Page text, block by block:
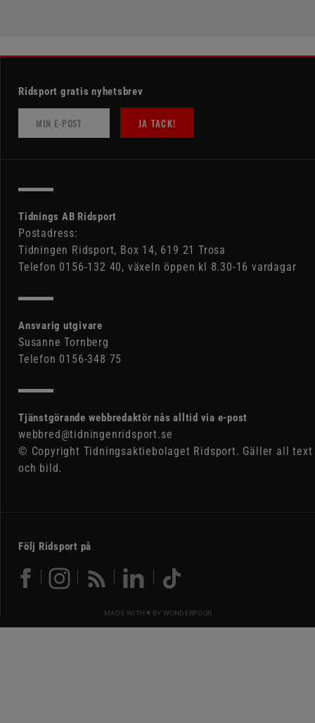
Ridsport gratis nyhetsbrev
JA TACK!
Tidnings AB Ridsport
Postadress:
Tidningen Ridsport, Box 14, 619 21 Trosa
Telefon 0156-132 40, växeln öppen kl 8.30-16 vardagar
Ansvarig utgivare
Susanne Tornberg
Telefon 0156-348 75
Tjänstgörande webbredaktör nås alltid via e-post
webbred@tidningenridsport.se
© Copyright Tidningsaktiebolaget Ridsport. Gäller all text
och bild.
Följ Ridsport på
MADE WITH ♥ BY WONDERFOUR